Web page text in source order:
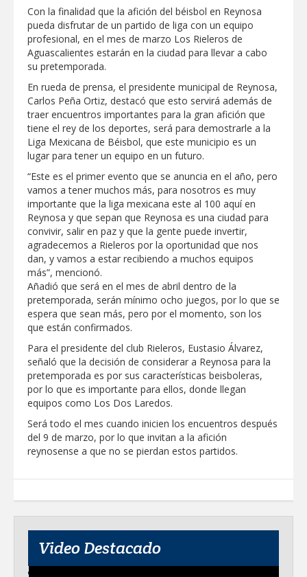
Respalda la SET acuerdos de la
CONAEDU sobre redes sociales y
escuelas militarizadas
AVANZAN TRABAJOS DE
MODERNIZACIÓN EN AVENIDA
MANTIENE EL RITMO DE LAS OBRAS
PRIORITARIAS
Atendió Protección Civil de Reynosa
reportes ante lluvias
IMPULSA GESTIÓN AMBIENTAL
JORNADA DE MEJORA URBANA EN
HACIENDA SAN AGUSTÍN
Asegura alcalde de Reynosa buen
funcionamiento de Presa El Águila
GOBIERNO MUNICIPAL Y ESTATAL
CELEBRARÁN FERIA DEL EMPLEO EL
PRÓXIMO 18 DE AGOSTO
Logra STPS la generación de empleo
con más de 6 mil 900 colocaciones en
Anunciaron Gobierno Municipal,
PROFECO y CANACO: Feria de Regreso a
Clases 2026
"Acción y Conciencia" a colonia
Integración Familiar
Con la finalidad que la afición del béisbol en Reynosa
pueda disfrutar de un partido de liga con un equipo
profesional, en el mes de marzo Los Rieleros de
Aguascalientes estarán en la ciudad para llevar a cabo
su pretemporada.
En rueda de prensa, el presidente municipal de Reynosa,
Carlos Peña Ortiz, destacó que esto servirá además de
traer encuentros importantes para la gran afición que
tiene el rey de los deportes, será para demostrarle a la
Liga Mexicana de Béisbol, que este municipio es un
lugar para tener un equipo en un futuro.
“Este es el primer evento que se anuncia en el año, pero
vamos a tener muchos más, para nosotros es muy
importante que la liga mexicana este al 100 aquí en
Reynosa y que sepan que Reynosa es una ciudad para
convivir, salir en paz y que la gente puede invertir,
agradecemos a Rieleros por la oportunidad que nos
dan, y vamos a estar recibiendo a muchos equipos
más”, mencionó.
Añadió que será en el mes de abril dentro de la
pretemporada, serán mínimo ocho juegos, por lo que se
espera que sean más, pero por el momento, son los
que están confirmados.
Para el presidente del club Rieleros, Eustasio Álvarez,
señaló que la decisión de considerar a Reynosa para la
pretemporada es por sus características beisboleras,
por lo que es importante para ellos, donde llegan
equipos como Los Dos Laredos.
Será todo el mes cuando inicien los encuentros después
del 9 de marzo, por lo que invitan a la afición
reynosense a que no se pierdan estos partidos.
Video Destacado